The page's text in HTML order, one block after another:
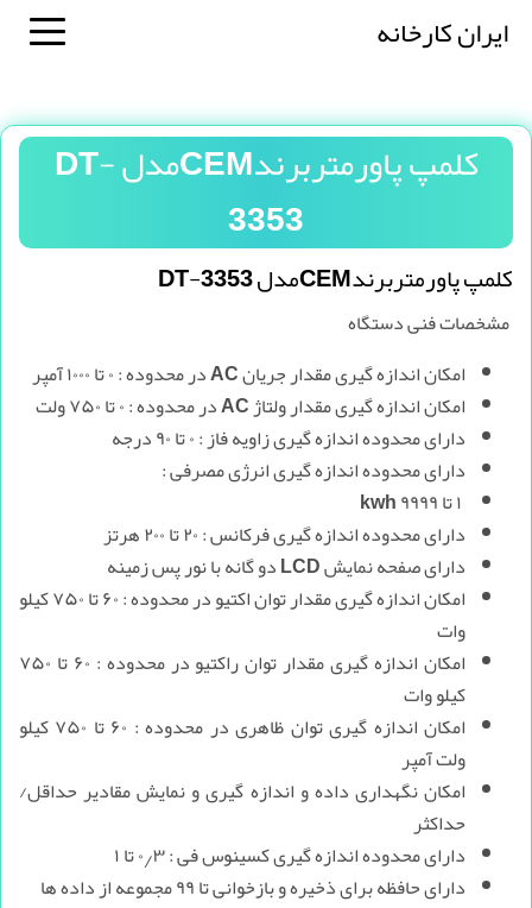
ایران کارخانه
کلمپ پاورمتربرندCEMمدل DT-
3353
کلمپ پاورمتربرندCEMمدل DT-3353
مشخصات فنی دستگاه
امکان اندازه گیری مقدار جریان AC در محدوده : ۰ تا ۱۰۰۰ آمپر
امکان اندازه گیری مقدار ولتاژ AC در محدوده : ۰ تا ۷۵۰ ولت
دارای محدوده اندازه گیری زاویه فاز : ۰ تا ۹۰ درجه
دارای محدوده اندازه گیری انرژی مصرفی :
دارای محدوده اندازه گیری فرکانس : ۲۰ تا ۲۰۰ هرتز
دارای صفحه نمایش LCD دو گانه با نور پس زمینه
امکان اندازه گیری مقدار توان اکتیو در محدوده : ۶۰ تا ۷۵۰ کیلو
وات
امکان اندازه گیری مقدار توان راکتیو در محدوده : ۶۰ تا ۷۵۰
کیلو وات
امکان اندازه گیری توان ظاهری در محدوده : ۶۰ تا ۷۵۰ کیلو
ولت آمپر
امکان نگهداری داده و اندازه گیری و نمایش مقادیر حداقل/
حداکثر
دارای محدوده اندازه گیری کسینوس فی : ۰٫۳ تا ۱
دارای حافظه برای ذخیره و بازخوانی تا ۹۹ مجموعه از داده ها